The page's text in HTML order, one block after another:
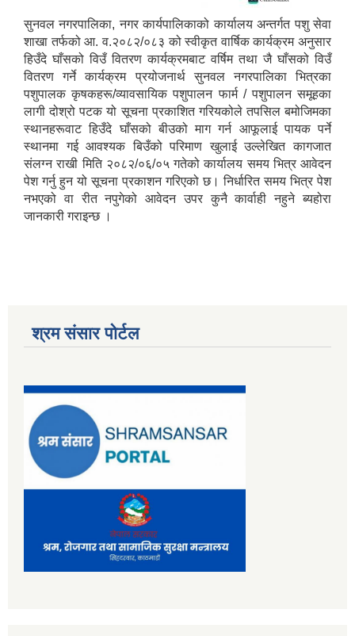
सुनवल नगरपालिका, नगर कार्यपालिकाको कार्यालय अन्तर्गत पशु सेवा
शाखा तर्फको आ. व.२०८२/०८३ को स्वीकृत वार्षिक कार्यक्रम अनुसार
हिउँदे घाँसको विउँ वितरण कार्यक्रमबाट वर्षिम तथा जै घाँसको विउँ
वितरण गर्ने कार्यक्रम प्रयोजनार्थ सुनवल नगरपालिका भित्रका
पशुपालक कृषकहरू/व्यावसायिक पशुपालन फार्म / पशुपालन समूहका
लागी दोश्रो पटक यो सूचना प्रकाशित गरियकोले तपसिल बमोजिमका
स्थानहरूवाट हिउँदे घाँसको बीउको माग गर्न आफूलाई पायक पर्ने
स्थानमा गई आवश्यक बिउँको परिमाण खुलाई उल्लेखित कागजात
संलग्न राखी मिति २०८२/०६/०५ गतेको कार्यालय समय भित्र आवेदन
पेश गर्नु हुन यो सूचना प्रकाशन गरिएको छ। निर्धारित समय भित्र पेश
नभएको वा रीत नपुगेको आवेदन उपर कुनै कार्वाही नहुने ब्यहोरा
जानकारी गराइन्छ ।
श्रम संसार पोर्टल